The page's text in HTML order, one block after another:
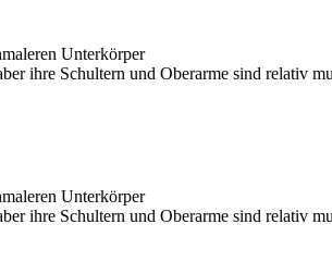
Unterkörper
ihre Schultern und Oberarme sind relativ
Unterkörper
ihre Schultern und Oberarme sind relativ